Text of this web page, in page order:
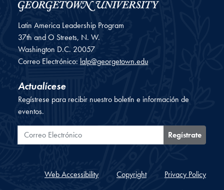
Latin America Leadership Program
37th and O Streets, N. W.
Washington D.C. 20057
Correo Electrónico: lalp@georgetown.edu
Actualícese
Regístrese para recibir nuestro boletín e información de
eventos.
Correo Electrónico
Regístrate
Web Accessibility Copyright Privacy Policy